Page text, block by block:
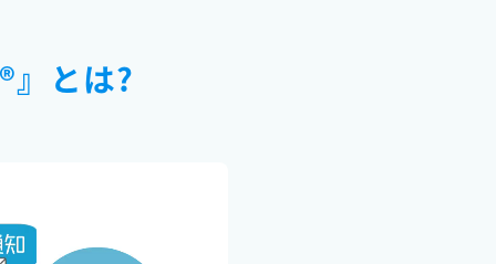
』とは?